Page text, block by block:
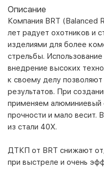
Описание
Компания BRT (Balanced
лет радует охотников и
изделиями для более
стрельбы.
внедрение высоких
к своему делу
результатов. При
применяем алюминиевый
прочности и мало весит.
из стали 40Х.
ДТКП от BRT снижают
при выстреле и очень